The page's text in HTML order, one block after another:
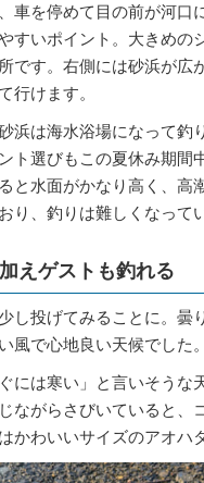
車を停めて目の前が河口
すいポイント。大きめの
です。右側には砂浜が広
行けます。
浜は海水浴場になって釣
ト選びもこの夏休み期間
と水面がかなり高く、高
り、釣りは難しくなって
えゲストも釣れる
し投げてみることに。曇
風で心地良い天候でした。
には寒い」と言いそうな
ながらさびいていると、
かわいいサイズのアオハ